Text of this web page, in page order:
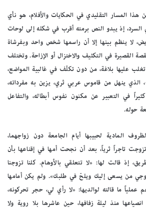
المسار التقليدي في الحكايات والأفلام، هو نأي
إذ يبدو النص برمته أقرب في شكله إلى لوحات
لا ينظم بينها إلا أن راسمها شخص واحد وبفرشاة
القصيرة في التكثيف والاختزال أو الإزاحة. وتختلف
عليها بلاغة، من دون تكلّف في غالبية المواضع،
ينهل من قاموس عربي ثري، يزين به مفرداته،
في التعبير عن مكنون نفوس أبطاله، والتفاعل
حوله.
المادية لحبيبها أيام الجامعة دون زواجهما،
تاجراً ثرياً، بعد أن نجحت أمها في إقناعها بأن
إذ قالت لها: «لا تتعلقي بالأوهام. كلنا تزوجنا
من يسعى إليك ويلحّ في طلبك». ولم يكن أمامها
عملياً ما قالته لوالديها: «لا رأي لي، حجر تحركونه،
منذ ليلة زفافها، حين عاشرها بلا روية ولا